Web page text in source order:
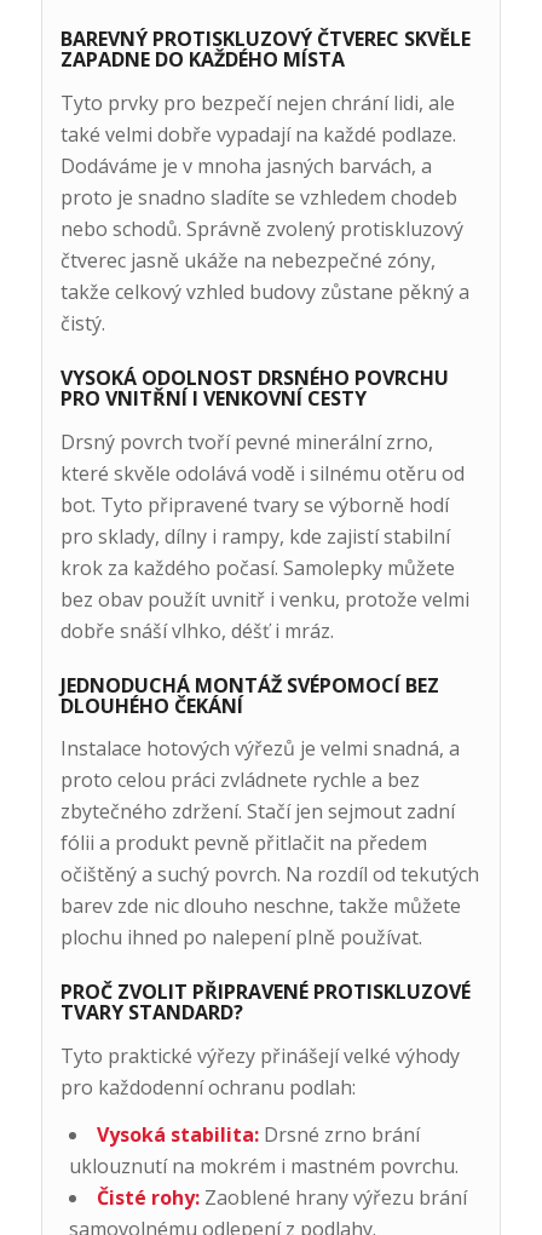
BAREVNÝ PROTISKLUZOVÝ ČTVEREC SKVĚLE
ZAPADNE DO KAŽDÉHO MÍSTA
Tyto prvky pro bezpečí nejen chrání lidi, ale
také velmi dobře vypadají na každé podlaze.
Dodáváme je v mnoha jasných barvách, a
proto je snadno sladíte se vzhledem chodeb
nebo schodů. Správně zvolený protiskluzový
čtverec jasně ukáže na nebezpečné zóny,
takže celkový vzhled budovy zůstane pěkný a
čistý.
VYSOKÁ ODOLNOST DRSNÉHO POVRCHU
PRO VNITŘNÍ I VENKOVNÍ CESTY
Drsný povrch tvoří pevné minerální zrno,
které skvěle odolává vodě i silnému otěru od
bot. Tyto připravené tvary se výborně hodí
pro sklady, dílny i rampy, kde zajistí stabilní
krok za každého počasí. Samolepky můžete
bez obav použít uvnitř i venku, protože velmi
dobře snáší vlhko, déšť i mráz.
JEDNODUCHÁ MONTÁŽ SVÉPOMOCÍ BEZ
DLOUHÉHO ČEKÁNÍ
Instalace hotových výřezů je velmi snadná, a
proto celou práci zvládnete rychle a bez
zbytečného zdržení. Stačí jen sejmout zadní
fólii a produkt pevně přitlačit na předem
očištěný a suchý povrch. Na rozdíl od tekutých
barev zde nic dlouho neschne, takže můžete
plochu ihned po nalepení plně používat.
PROČ ZVOLIT PŘIPRAVENÉ PROTISKLUZOVÉ
TVARY STANDARD?
Tyto praktické výřezy přinášejí velké výhody
pro každodenní ochranu podlah:
Vysoká stabilita:Drsné zrno brání
uklouznutí na mokrém i mastném povrchu.
Čisté rohy:Zaoblené hrany výřezu brání
samovolnému odlepení z podlahy.